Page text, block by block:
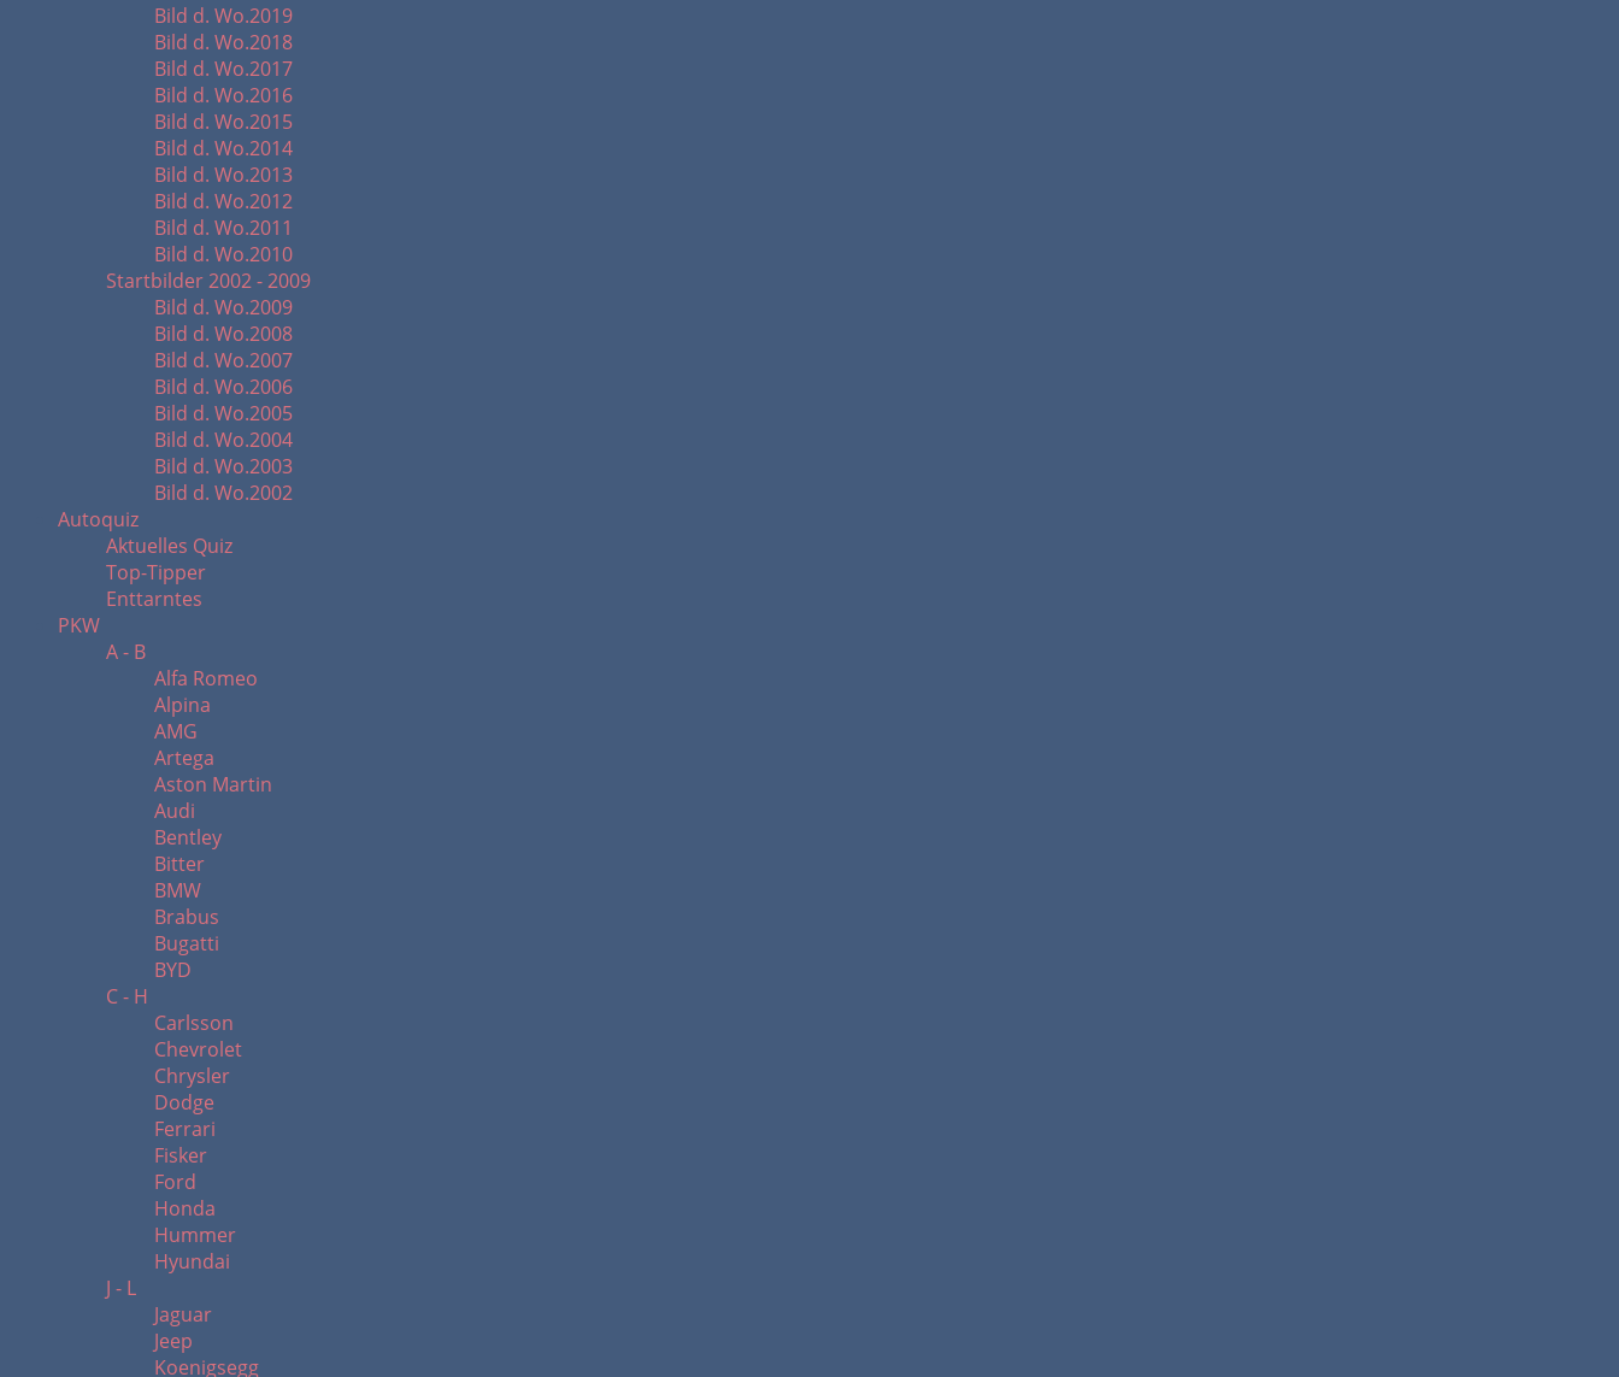
Bild d. Wo.2019
Bild d. Wo.2018
Bild d. Wo.2017
Bild d. Wo.2016
Bild d. Wo.2015
Bild d. Wo.2014
Bild d. Wo.2013
Bild d. Wo.2012
Bild d. Wo.2011
Bild d. Wo.2010
Startbilder 2002 - 2009
Bild d. Wo.2009
Bild d. Wo.2008
Bild d. Wo.2007
Bild d. Wo.2006
Bild d. Wo.2005
Bild d. Wo.2004
Bild d. Wo.2003
Bild d. Wo.2002
Autoquiz
Aktuelles Quiz
Top-Tipper
Enttarntes
PKW
A - B
Alfa Romeo
Alpina
AMG
Artega
Aston Martin
Audi
Bentley
Bitter
BMW
Brabus
Bugatti
BYD
C - H
Carlsson
Chevrolet
Chrysler
Dodge
Ferrari
Fisker
Ford
Honda
Hummer
Hyundai
J - L
Jaguar
Jeep
Koenigsegg